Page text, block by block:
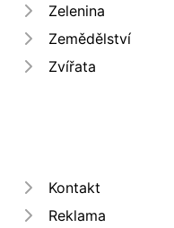
Zelenina
Zemědělství
Zvířata
Kontakt
Reklama